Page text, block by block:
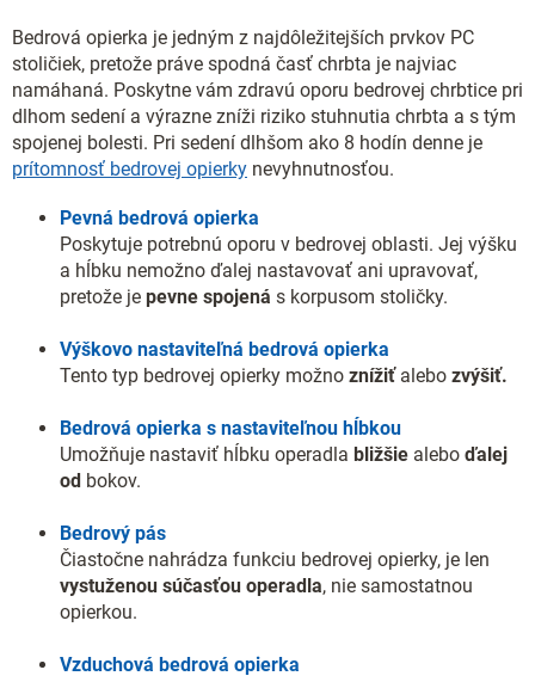
Bedrová opierka je jedným z najdôležitejších prvkov PC
stoličiek, pretože práve spodná časť chrbta je najviac
namáhaná. Poskytne vám zdravú oporu bedrovej chrbtice pri
dlhom sedení a výrazne zníži riziko stuhnutia chrbta a s tým
spojenej bolesti. Pri sedení dlhšom ako 8 hodín denne je
prítomnosť bedrovej opierky nevyhnutnosťou.
Pevná bedrová opierka
Poskytuje potrebnú oporu v bedrovej oblasti. Jej výšku
a hĺbku nemožno ďalej nastavovať ani upravovať,
pretože je pevne spojená s korpusom stoličky.
Výškovo nastaviteľná bedrová opierka
Tento typ bedrovej opierky možno znížiťalebo zvýšiť.
Bedrová opierka s nastaviteľnou hĺbkou
Umožňuje nastaviť hĺbku operadla bližšie alebo ďalej
od bokov.
Bedrový pás
Čiastočne nahrádza funkciu bedrovej opierky, je len
vystuženou súčasťou operadla, nie samostatnou
opierkou.
Vzduchová bedrová opierka